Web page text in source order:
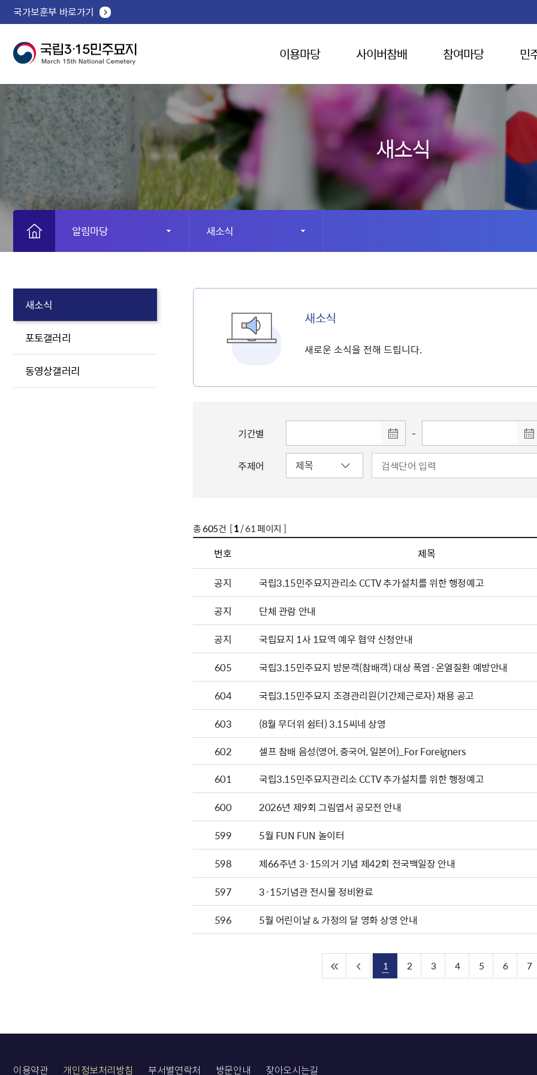
국가보훈부 바로가기
이용마당 사이버참배 참여마당 민
새소식
알림마당 새소식
새소식
포토갤러리
동영상갤러리
새소식
새로운 소식을 전해 드립니다.
기간별 -
주제어
총605건 [1/ 61 페이지 ]
번호 제목
공지
국립3.15민주묘지관리소 CCTV 추가설치를 위한 행정예고
공지
단체 관람 안내
공지
국립묘지 1사 1묘역 예우 협약 신청안내
605
국립3.15민주묘지 방문객(참배객) 대상 폭염·온열질환 예방안내
604
국립3.15민주묘지 조경관리원(기간제근로자) 채용 공고
603
(8월 무더위 쉼터) 3.15씨네 상영
602
셀프 참배 음성(영어, 중국어, 일본어)_For Foreigners
601
국립3.15민주묘지관리소 CCTV 추가설치를 위한 행정예고
600
2026년 제9회 그림엽서 공모전 안내
599
5월 FUN FUN 놀이터
598
제66주년 3·15의거 기념 제42회 전국백일장 안내
597
3·15기념관 전시물 정비완료
596
5월 어린이날 & 가정의 달 영화 상영 안내
1 2 3 4 5 6 7
이용약관 개인정보처리방침 부서별연락처 방문안내 찾아오시는길